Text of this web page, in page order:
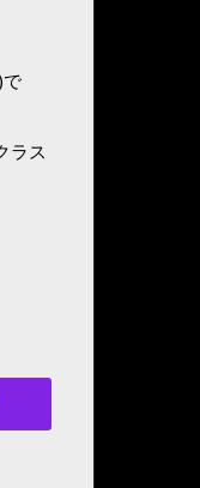
で
ラス